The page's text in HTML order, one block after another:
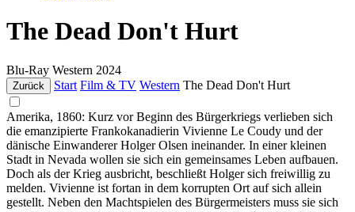
The Dead Don't Hurt
Blu-Ray Western 2024
Zurück Start Film & TV Western The Dead Don't Hurt
Amerika, 1860: Kurz vor Beginn des Bürgerkriegs verlieben sich
die emanzipierte Frankokanadierin Vivienne Le Coudy und der
dänische Einwanderer Holger Olsen ineinander. In einer kleinen
Stadt in Nevada wollen sie sich ein gemeinsames Leben aufbauen.
Doch als der Krieg ausbricht, beschließt Holger sich freiwillig zu
melden. Vivienne ist fortan in dem korrupten Ort auf sich allein
gestellt. Neben den Machtspielen des Bürgermeisters muss sie sich